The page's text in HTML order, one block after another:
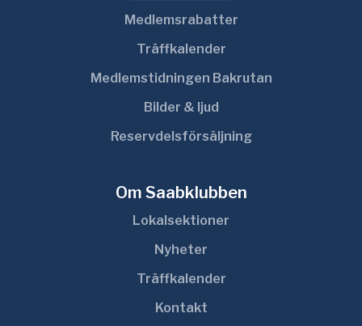
Medlemsrabatter
Träffkalender
Medlemstidningen Bakrutan
Bilder & ljud
Reservdelsförsäljning
Om Saabklubben
Lokalsektioner
Nyheter
Träffkalender
Kontakt